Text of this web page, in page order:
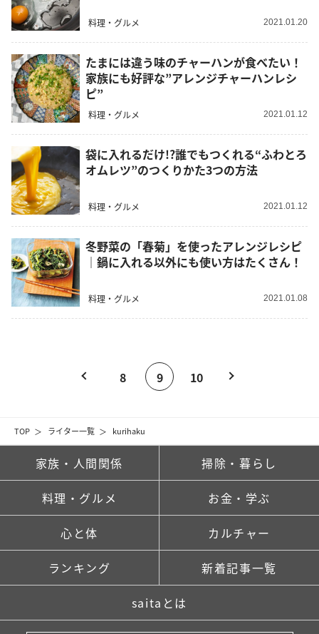
TOP ライター一覧 kurihaku
料理・グルメ 2021.01.20
たまには違う味のチャーハンが食べたい！
家族にも好評な”アレンジチャーハンレシ
ピ”
料理・グルメ 2021.01.12
袋に入れるだけ!?誰でもつくれる“ふわとろ
オムレツ”のつくりかた3つの方法
料理・グルメ 2021.01.12
冬野菜の「春菊」を使ったアレンジレシピ
｜鍋に入れる以外にも使い方はたくさん！
料理・グルメ 2021.01.08
8 9 10
家族・人間関係 掃除・暮らし
料理・グルメ お金・学ぶ
心と体 カルチャー
ランキング 新着記事一覧
saitaとは